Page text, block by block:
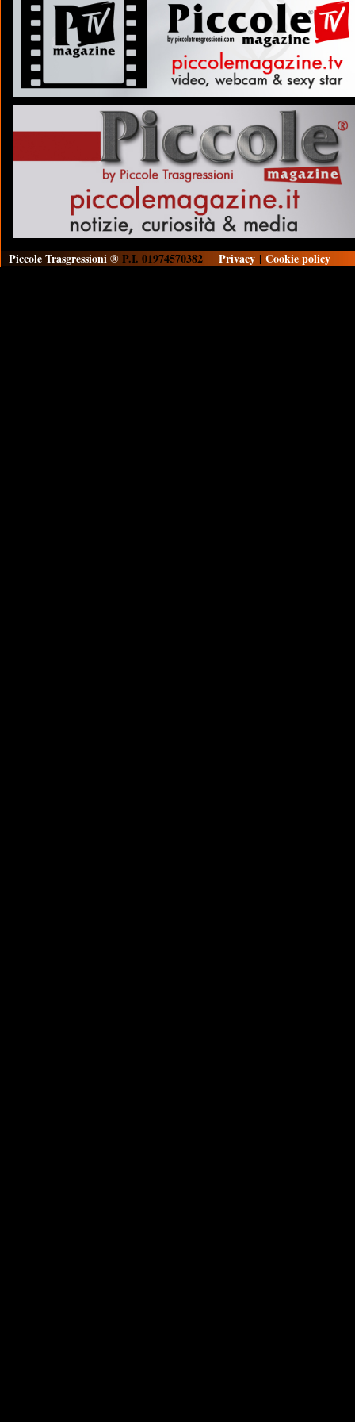
Piccole Trasgressioni ® P.I. 01974570382 Privacy | Cookie policy